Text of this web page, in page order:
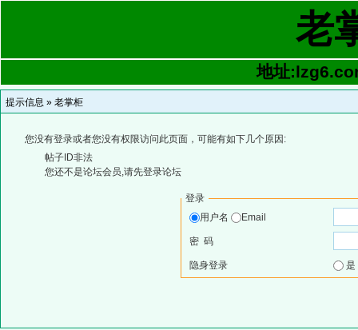
老
地址
提示信息 » 老掌柜
您没有登录或者您没有权限访问此页面，可能有如下几个原因:
帖子ID非法
您还不是论坛会员,请先登录论坛
登录
用户名
Email
密 码
隐身登录